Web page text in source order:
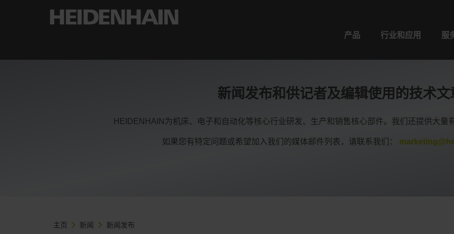
产品 行业和应用 服
新闻发布和供记者及编辑使用的技术文
HEIDENHAIN为机床、电子和自动化等核心行业研发、生产和销售核心部件。我们还提供大量
如果您有特定问题或希望加入我们的媒体邮件列表，请联系我们：
主页 新闻 新闻发布